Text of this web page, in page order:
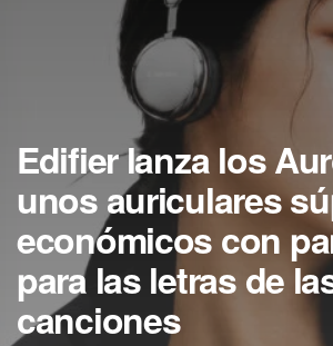
Edifier lanza los
unos auriculares
económicos con
para las letras de
canciones